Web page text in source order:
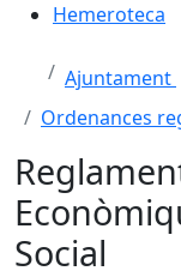
Hemeroteca
Ajuntament
Ordenances
Social